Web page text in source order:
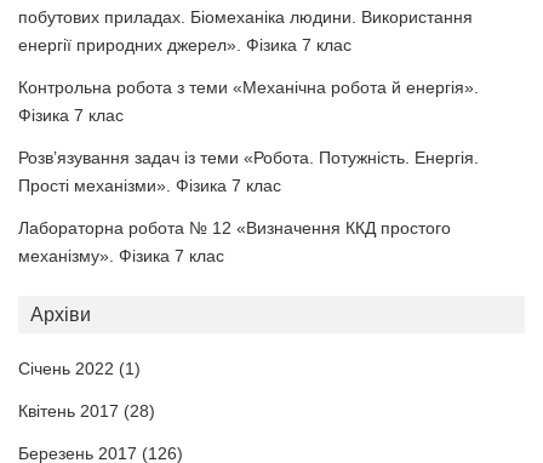
побутових приладах. Біомеханіка людини. Використання
енергії природних джерел». Фізика 7 клас
Контрольна робота з теми «Механічна робота й енергія».
Фізика 7 клас
Розв’язування задач із теми «Робота. Потужність. Енергія.
Прості механізми». Фізика 7 клас
Лабораторна робота № 12 «Визначення ККД простого
механізму». Фізика 7 клас
Архіви
Січень 2022 (1)
Квітень 2017 (28)
Березень 2017 (126)